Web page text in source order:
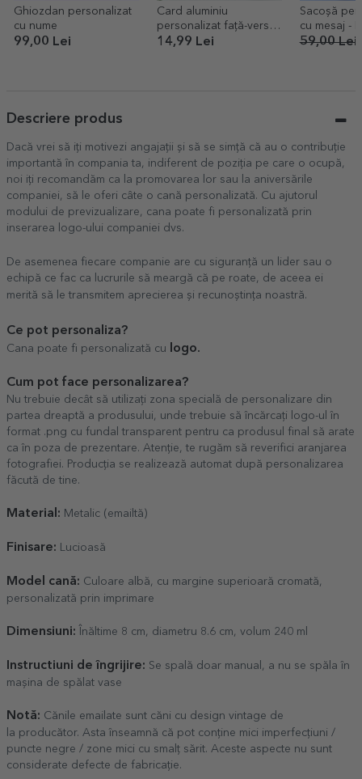
Ghiozdan personalizat
cu nume
99,00 Lei
Card aluminiu
personalizat față-verso
cu mesaj și poză - FIFA
14,99 Lei
Sacoșă
59,00 Lei
Descriere produs
Dacă vrei să iți motivezi angajații și să se simță că au o contribuție
importantă în compania ta, indiferent de poziția pe care o ocupă,
noi iți recomandăm ca la promovarea lor sau la aniversările
companiei, să le oferi câte o cană personalizată. Cu ajutorul
modului de previzualizare, cana poate fi personalizată prin
inserarea logo-ului companiei dvs.
De asemenea fiecare companie are cu siguranță un lider sau o
echipă ce fac ca lucrurile să meargă că pe roate, de aceea ei
merită să le transmitem aprecierea și recunoștința noastră.
Ce pot personaliza?
Cana poate fi personalizată cu logo.
Cum pot face personalizarea?
Nu trebuie decât să utilizați zona specială de personalizare din
partea dreaptă a produsului, unde trebuie să încărcați logo-ul în
format .png cu fundal transparent pentru ca produsul final să arate
ca în poza de prezentare. Atenție, te rugăm să reverifici aranjarea
fotografiei. Producția se realizează automat după personalizarea
făcută de tine.
Material: Metalic (emailtă)
Finisare: Lucioasă
Model cană: Culoare albă, cu margine superioară cromată,
personalizată prin imprimare
Dimensiuni: Înăltime 8 cm, diametru 8.6 cm, volum 240 ml
Instructiuni de îngrijire: Se spală doar manual, a nu se spăla în
mașina de spălat vase
Notă: Cănile emailate sunt căni cu design vintage de
la producător. Asta înseamnă că pot conține mici imperfecțiuni /
puncte negre / zone mici cu smalț sărit. Aceste aspecte nu sunt
considerate defecte de fabricație.